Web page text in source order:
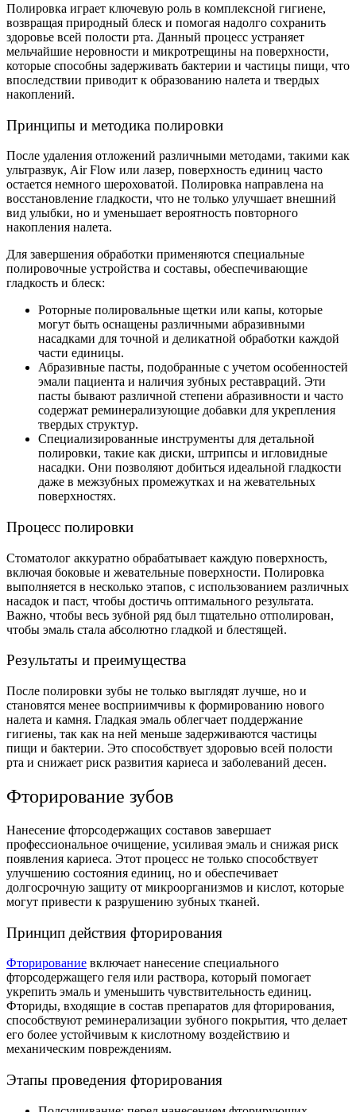
Полировка играет ключевую роль в комплексной гигиене,
возвращая природный блеск и помогая надолго сохранить
здоровье всей полости рта. Данный процесс устраняет
мельчайшие неровности и микротрещины на поверхности,
которые способны задерживать бактерии и частицы пищи, что
впоследствии приводит к образованию налета и твердых
накоплений.
Принципы и методика полировки
После удаления отложений различными методами, такими как
ультразвук, Air Flow или лазер, поверхность единиц часто
остается немного шероховатой. Полировка направлена на
восстановление гладкости, что не только улучшает внешний
вид улыбки, но и уменьшает вероятность повторного
накопления налета.
Для завершения обработки применяются специальные
полировочные устройства и составы, обеспечивающие
гладкость и блеск:
Роторные полировальные щетки или капы, которые
могут быть оснащены различными абразивными
насадками для точной и деликатной обработки каждой
части единицы.
Абразивные пасты, подобранные с учетом особенностей
эмали пациента и наличия зубных реставраций. Эти
пасты бывают различной степени абразивности и часто
содержат реминерализующие добавки для укрепления
твердых структур.
Специализированные инструменты для детальной
полировки, такие как диски, штрипсы и игловидные
насадки. Они позволяют добиться идеальной гладкости
даже в межзубных промежутках и на жевательных
поверхностях.
Процесс полировки
Стоматолог аккуратно обрабатывает каждую поверхность,
включая боковые и жевательные поверхности. Полировка
выполняется в несколько этапов, с использованием различных
насадок и паст, чтобы достичь оптимального результата.
Важно, чтобы весь зубной ряд был тщательно отполирован,
чтобы эмаль стала абсолютно гладкой и блестящей.
Результаты и преимущества
После полировки зубы не только выглядят лучше, но и
становятся менее восприимчивы к формированию нового
налета и камня. Гладкая эмаль облегчает поддержание
гигиены, так как на ней меньше задерживаются частицы
пищи и бактерии. Это способствует здоровью всей полости
рта и снижает риск развития кариеса и заболеваний десен.
Фторирование зубов
Нанесение фторсодержащих составов завершает
профессиональное очищение, усиливая эмаль и снижая риск
появления кариеса. Этот процесс не только способствует
улучшению состояния единиц, но и обеспечивает
долгосрочную защиту от микроорганизмов и кислот, которые
могут привести к разрушению зубных тканей.
Принцип действия фторирования
Фторирование включает нанесение специального
фторсодержащего геля или раствора, который помогает
укрепить эмаль и уменьшить чувствительность единиц.
Фториды, входящие в состав препаратов для фторирования,
способствуют реминерализации зубного покрытия, что делает
его более устойчивым к кислотному воздействию и
механическим повреждениям.
Этапы проведения фторирования